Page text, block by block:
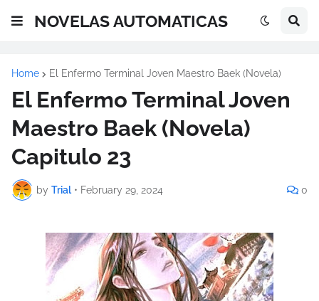
NOVELAS AUTOMATICAS
Home El Enfermo Terminal Joven Maestro Baek (Novela)
El Enfermo Terminal Joven
Maestro Baek (Novela)
Capitulo 23
by Trial • February 29, 2024 0